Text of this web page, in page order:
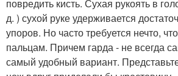
повредить кисть. Сухая рукоять в
д. ) сухой руке удерживается
упоров. Но часто требуется нечто,
пальцам. Причем гарда - не всегда
самый удобный вариант.